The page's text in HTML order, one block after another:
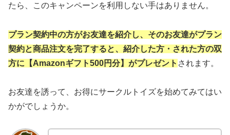
たら、このキャンペーンを利用しない手はありません。
プラン契約中の方がお友達を紹介し、そのお友達がプラン
契約と商品注文を完了すると、紹介した方・された方の双
方に【Amazonギフト500円分】がプレゼント されます。
お友達を誘って、お得にサークルトイズを始めてみてはい
かがでしょうか。